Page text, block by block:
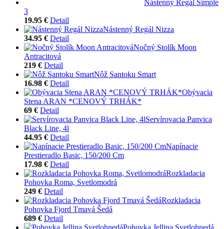
Nástenný Regál Simple
3
19.95 € Detail
Nástenný Regál Nizza
34.95 € Detail
Nočný Stolík Moon
Antracitová
219 € Detail
Nôž Santoku Smart
16.98 € Detail
Obývacia
Stena ARAN *CENOVÝ TRHÁK*
69 € Detail
Servírovacia Panvica
Black Line, 4l
44.95 € Detail
Napínacie
Prestieradlo Basic, 150/200 Cm
17.98 € Detail
Rozkladacia
Pohovka Roma, Svetlomodrá
249 € Detail
Rozkladacia
Pohovka Fjord Tmavá Šedá
689 € Detail
Pohovka Jellina Svetlohnedá